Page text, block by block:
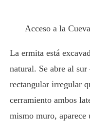
Acceso a la
La ermita está
natural. Se abre al sur
rectangular irregular
cerramiento ambos
mismo muro,